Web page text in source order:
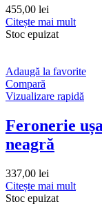
455,00 lei
Citește mai mult
Stoc epuizat
Adaugă la favorite
Compară
Vizualizare rapidă
Feronerie
neagră
337,00 lei
Citește mai mult
Stoc epuizat